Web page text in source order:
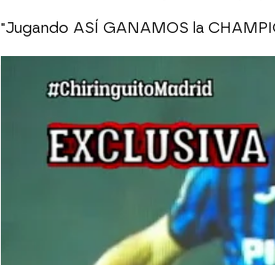
"Jugando ASÍ GANAMOS la